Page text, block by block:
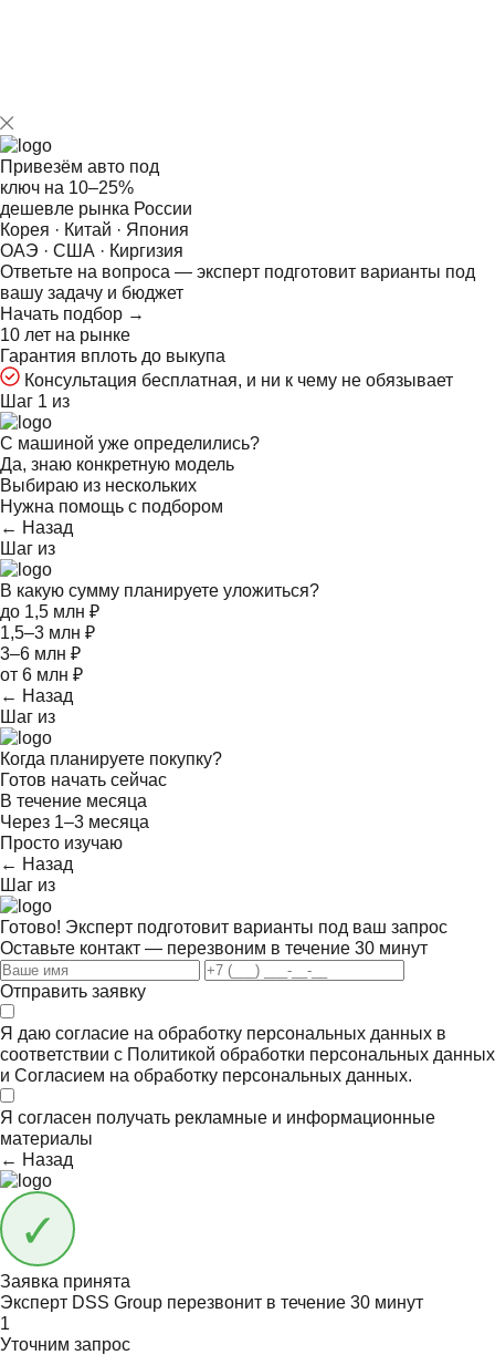
Привезём авто под
ключ на 10–25%
дешевле рынка России
Корея · Китай · Япония
ОАЭ · США · Киргизия
Ответьте на вопроса — эксперт подготовит варианты под
вашу задачу и бюджет
Начать подбор →
10 лет на рынке
Гарантия вплоть до выкупа
Консультация бесплатная, и ни к чему не обязывает
Шаг 1 из
С машиной уже определились?
Да, знаю конкретную модель
Выбираю из нескольких
Нужна помощь с подбором
← Назад
Шаг из
В какую сумму планируете уложиться?
до 1,5 млн ₽
1,5–3 млн ₽
3–6 млн ₽
от 6 млн ₽
← Назад
Шаг из
Когда планируете покупку?
Готов начать сейчас
В течение месяца
Через 1–3 месяца
Просто изучаю
← Назад
Шаг из
Готово! Эксперт подготовит варианты под ваш запрос
Оставьте контакт — перезвоним в течение 30 минут
Отправить заявку
Я даю согласие на обработку персональных данных в
соответствии с Политикой обработки персональных данных
и Согласием на обработку персональных данных.
Я согласен получать рекламные и информационные
материалы
← Назад
Заявка принята
Эксперт DSS Group перезвонит в течение 30 минут
1
Уточним запрос